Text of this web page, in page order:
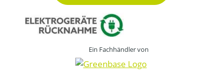
Ein Fachhändler von